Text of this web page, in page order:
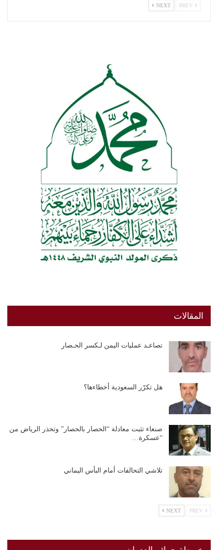
NEXT
المقالات
تصاعـد عمليات اليمن لـكسر الحـصار
هل تكرّر السعودية أخطاءها؟
صنعاء تثبت معادلة “الحصار بالحصار” وتحذر الرياض من
“عسكرة…
تلاشي التحالفات أمام البأس اليماني
NEXT